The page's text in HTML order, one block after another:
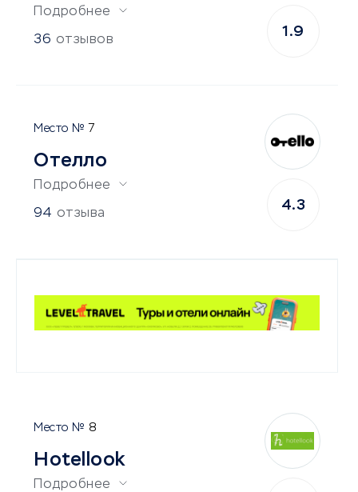
Подробнее
36 отзывов
1.9
7
Отелло
Подробнее
94 отзыва
4.3
8
Hotellook
Подробнее